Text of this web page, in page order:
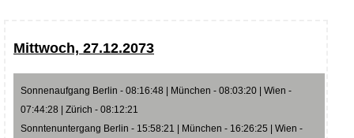
Mittwoch, 27.12.2073
Sonnenaufgang Berlin - 08:16:48 | München - 08:03:20 | Wien -
07:44:28 | Zürich - 08:12:21
Sonntenuntergang Berlin - 15:58:21 | München - 16:26:25 | Wien -